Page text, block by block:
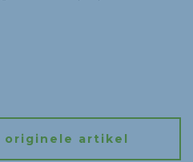
originele artikel